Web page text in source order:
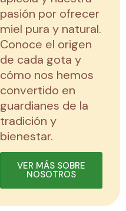
pasión por ofrecer
miel pura y natural.
Conoce el origen
de cada gota y
cómo nos hemos
convertido en
guardianes de la
tradición y
bienestar.
VER MÁS SOBRE
NOSOTROS